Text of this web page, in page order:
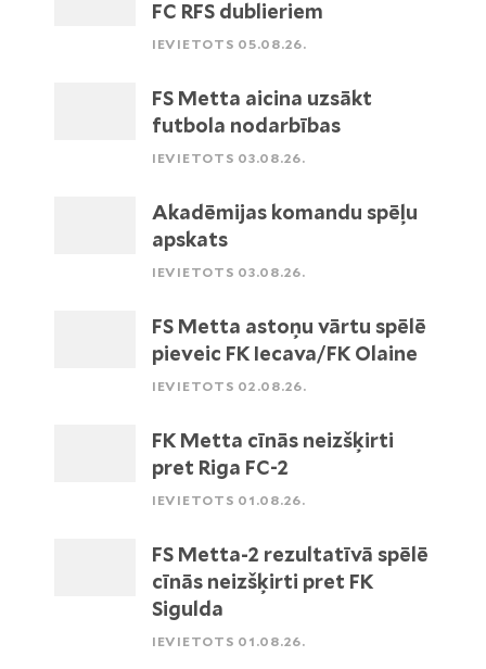
FC RFS dublieriem
IEVIETOTS 05.08.26.
FS Metta aicina uzsākt
futbola nodarbības
IEVIETOTS 03.08.26.
Akadēmijas komandu spēļu
apskats
IEVIETOTS 03.08.26.
FS Metta astoņu vārtu spēlē
pieveic FK Iecava/FK Olaine
IEVIETOTS 02.08.26.
FK Metta cīnās neizšķirti
pret Riga FC-2
IEVIETOTS 01.08.26.
FS Metta-2 rezultatīvā spēlē
cīnās neizšķirti pret FK
Sigulda
IEVIETOTS 01.08.26.